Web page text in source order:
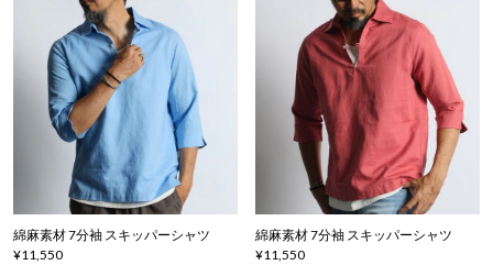
綿麻素材 7分袖 スキッパーシャツ
¥11,550
綿麻素材 7分袖 スキッパーシャツ
¥11,550